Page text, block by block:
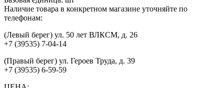
Наличие товара в конкретном магазине уточняйте по
телефонам:
(Левый берег) ул. 50 лет ВЛКСМ, д. 26
+7 (39535) 7-04-14
(Правый берег) ул. Героев Труда, д. 39
+7 (39535) 6-59-59